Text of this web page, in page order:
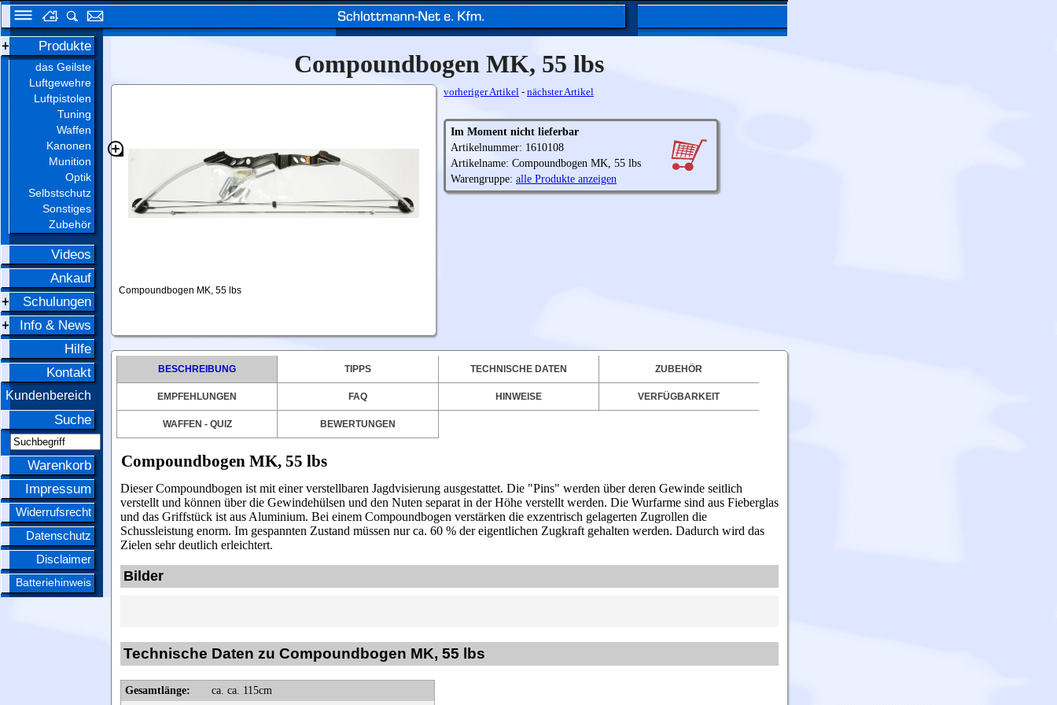
Produkte
das Geilste
Luftgewehre
Luftpistolen
Tuning
Waffen
Kanonen
Munition
Optik
Selbstschutz
Sonstiges
Zubehör
Videos
Ankauf
Schulungen
Info & News
Hilfe
Kontakt
Kundenbereich
Suche
Warenkorb
Impressum
Widerrufsrecht
Datenschutz
Disclaimer
Batteriehinweis
Compoundbogen MK, 55 lbs
Compoundbogen MK, 55 lbs
vorheriger Artikel - nächster Artikel
Im Moment nicht lieferbar
Artikelnummer: 1610108
Artikelname: Compoundbogen MK, 55 lbs
Warengruppe: alle Produkte anzeigen
BESCHREIBUNG TIPPS TECHNISCHE DATEN ZUBEHÖR
EMPFEHLUNGEN FAQ HINWEISE VERFÜGBARKEIT
WAFFEN - QUIZ BEWERTUNGEN
Compoundbogen MK, 55 lbs
Dieser Compoundbogen ist mit einer verstellbaren Jagdvisierung ausgestattet. Die "Pins" werden über deren Gewinde seitlich
verstellt und können über die Gewindehülsen und den Nuten separat in der Höhe verstellt werden. Die Wurfarme sind aus Fieberglas
und das Griffstück ist aus Aluminium. Bei einem Compoundbogen verstärken die exzentrisch gelagerten Zugrollen die
Schussleistung enorm. Im gespannten Zustand müssen nur ca. 60 % der eigentlichen Zugkraft gehalten werden. Dadurch wird das
Zielen sehr deutlich erleichtert.
Bilder
Technische Daten zu Compoundbogen MK, 55 lbs
Gesamtlänge: ca. ca. 115cm